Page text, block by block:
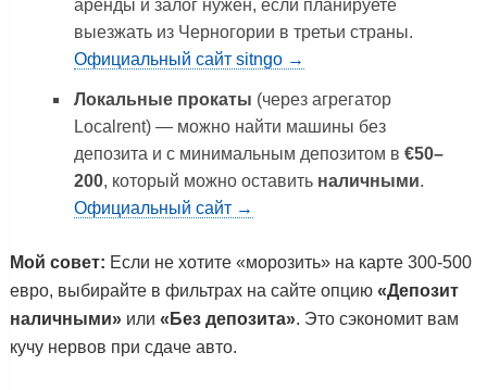
аренды и залог нужен, если планируете
выезжать из Черногории в третьи страны.
Официальный сайт sitngo →
Локальные прокаты (через агрегатор
Localrent) — можно найти машины без
депозита и с минимальным депозитом в €50–
200, который можно оставить наличными.
Официальный сайт →
Мой совет: Если не хотите «морозить» на карте 300-500
евро, выбирайте в фильтрах на сайте опцию «Депозит
наличными»или «Без депозита». Это сэкономит вам
кучу нервов при сдаче авто.